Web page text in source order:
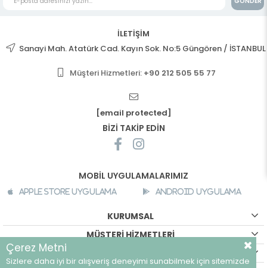
İLETİŞİM
Sanayi Mah. Atatürk Cad. Kayın Sok. No:5 Güngören / İSTANBUL
Müşteri Hizmetleri: +90 212 505 55 77
[email protected]
BİZİ TAKİP EDİN
MOBİL UYGULAMALARIMIZ
Apple Store Uygulama Android Uygulama
KURUMSAL
MÜŞTERİ HİZMETLERİ
Çerez Metni
Sizlere daha iyi bir alışveriş deneyimi sunabilmek için sitemizde